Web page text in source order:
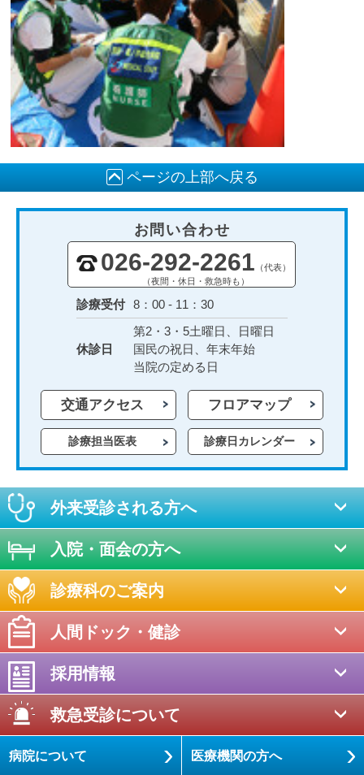
ページの上部へ戻る
お問い合わせ
026-292-2261
（代表）
（夜間・休日・救急時も）
診療受付 8：00 - 11：30
休診日
第2・3・5土曜日、日曜日
国民の祝日、年末年始
当院の定める日
交通アクセス フロアマップ
診療担当医表 診療日カレンダー
外来受診される方へ
入院・面会の方へ
診療科のご案内
人間ドック・健診
採用情報
救急受診について
病院について 医療機関の方へ